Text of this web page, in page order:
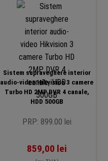
Sistem supraveghere interior
audio-video Hikvision 3 camere
Turbo HD 2MP DVR 4 canale,
HDD 500GB
PRP: 899.00 lei
859,00 lei